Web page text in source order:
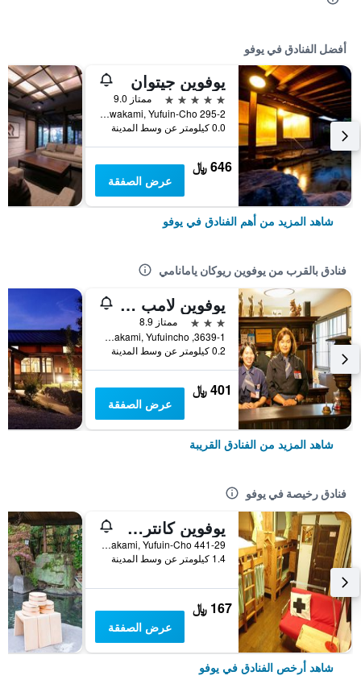
أفضل الفنادق في يوفو
يوفوين جيتوان
5 نجوم
ممتاز 9.0
295-2 Kawakami, Yufuin-Cho, يوفو, اليابان
0.0 كيلومتر عن وسط المدينة
646 ﷼
عرض الصفقة
شاهد المزيد من أهم الفنادق في يوفو
فنادق بالقرب من يوفوين ريوكان يامانامي
يوفوين لامب نو يادو
3 نجوم
ممتاز 8.9
3639-1, Kawakami, Yufuincho, يوفو, اليابان
0.2 كيلومتر عن وسط المدينة
401 ﷼
عرض الصفقة
شاهد المزيد من الفنادق القريبة
فنادق رخيصة في يوفو
يوفوين كانتري رود يوث هوستل
441-29 Kawakami, Yufuin-Cho, يوفو, اليابان
1.4 كيلومتر عن وسط المدينة
167 ﷼
عرض الصفقة
شاهد أرخص الفنادق في يوفو